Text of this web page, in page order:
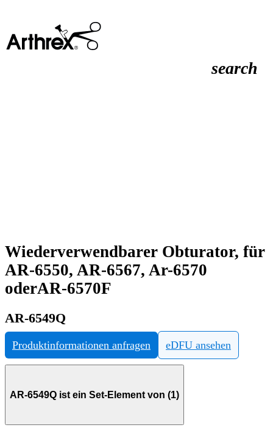
search
Wiederverwendbarer Obturator, für
AR-6550, AR-6567, Ar-6570
oderAR-6570F
AR-6549Q
Produktinformationen anfragen eDFU ansehen
AR-6549Q ist ein Set-Element von (1)